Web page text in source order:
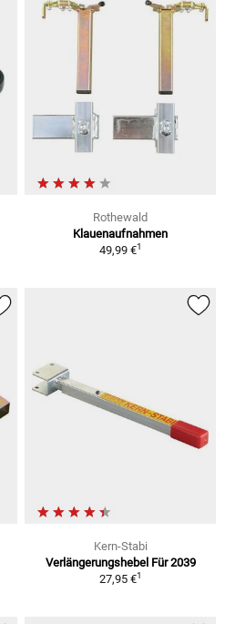
Rothewald
Klauenaufnahmen
49,99 €1
Kern-Stabi
Verlängerungshebel Für 2039
27,95 €1